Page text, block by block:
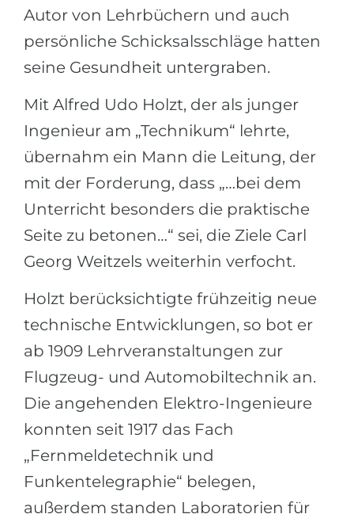
Autor von Lehrbüchern und auch
persönliche Schicksalsschläge hatten
seine Gesundheit untergraben.
Mit Alfred Udo Holzt, der als junger
Ingenieur am „Technikum“ lehrte,
übernahm ein Mann die Leitung, der
mit der Forderung, dass „…bei dem
Unterricht besonders die praktische
Seite zu betonen…“ sei, die Ziele Carl
Georg Weitzels weiterhin verfocht.
Holzt berücksichtigte frühzeitig neue
technische Entwicklungen, so bot er
ab 1909 Lehrveranstaltungen zur
Flugzeug- und Automobiltechnik an.
Die angehenden Elektro-Ingenieure
konnten seit 1917 das Fach
„Fernmeldetechnik und
Funkentelegraphie“ belegen,
außerdem standen Laboratorien für